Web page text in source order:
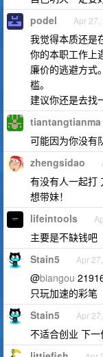
podel Apr 27,
我觉得本质还是
你的本职工作上
廉价的逃避方式
槛。
建议你还是去找
tiantangtianma
可能因为你没有
zhengsidao
有没有人一起打
想带妹！
lifeintools
主要是不缺钱吧
Stain5 Apr
@biangou
只玩加速的彩笔
Stain5 Apr
不适合创业 下一